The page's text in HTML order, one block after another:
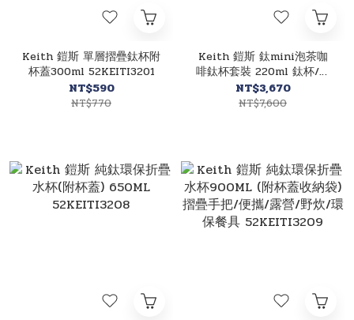
Keith 鎧斯 單層摺疊鈦杯附
杯蓋300ml 52KEITI3201
NT$590
NT$770
Keith 鎧斯 鈦mini泡茶咖
啡鈦杯套裝 220ml 鈦杯/登
山露營 52KEITI3911
NT$3,670
NT$7,600